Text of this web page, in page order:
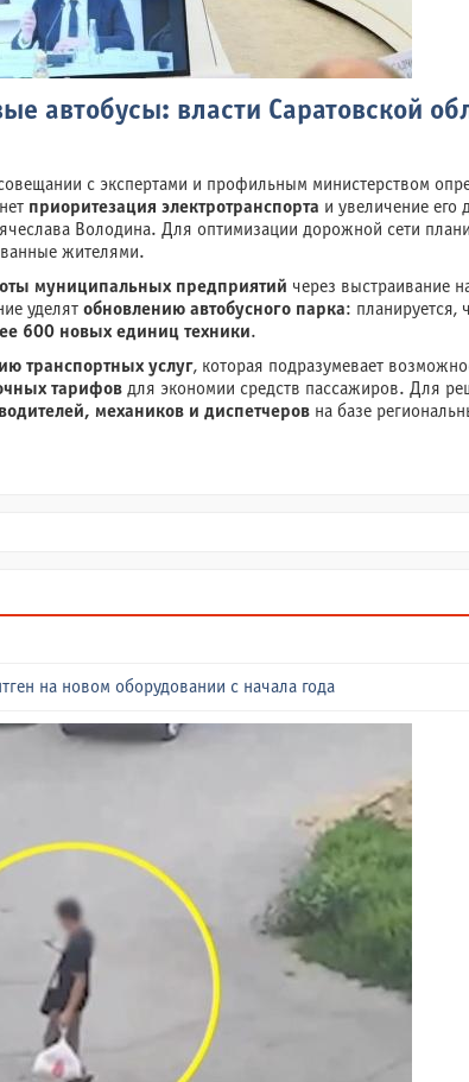
автобусы: власти Саратовской
с экспертами и профильным министерством
приоритезация электротранспорта и увеличение его
Володина. Для оптимизации дорожной сети
жителями.
муниципальных предприятий через выстраивание
уделят обновлению автобусного парка: планируется,
600 новых единиц техники.
транспортных услуг, которая подразумевает
тарифов для экономии средств пассажиров. Для
механиков и диспетчеров на базе
на новом оборудовании с начала года